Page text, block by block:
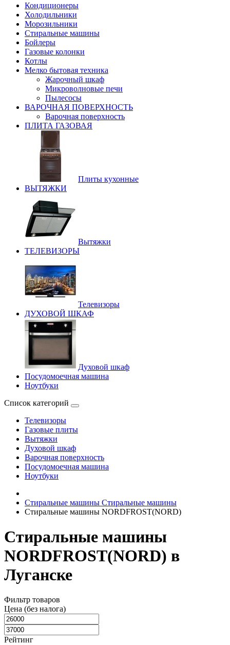
Кондиционеры
Холодильники
Морозильники
Стиральные машины
Бойлеры
Газовые колонки
Котлы
Мелко бытовая техника
Жарочный шкаф
Микроволновые печи
Пылесосы
ВАРОЧНАЯ ПОВЕРХНОСТЬ
Варочная поверхность
ПЛИТА ГАЗОВАЯ
Плиты кухонные
ВЫТЯЖКИ
Вытяжки
ТЕЛЕВИЗОРЫ
Телевизоры
ДУХОВОЙ ШКАФ
Духовой шкаф
Посудомоечная машина
Ноутбуки
Список категорий
Телевизоры
Газовые плиты
Вытяжки
Духовой шкаф
Варочная поверхность
Посудомоечная машина
Ноутбуки
Стиральные машины Стиральные машины
Стиральные машины NORDFROST(NORD)
Стиральные машины
NORDFROST(NORD) в
Луганске
Фильтр товаров
Цена (без налога)
Рейтинг